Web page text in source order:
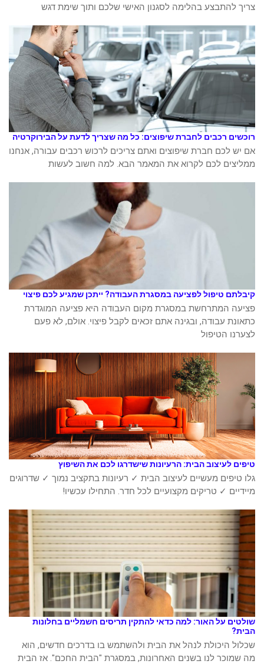
צריך להתבצע בהלימה לסגנון האישי שלכם ותוך שימת דגש
רוכשים רכבים לחברת שיפוצים: כל מה שצריך לדעת על הבירוקרטיה
אם יש לכם חברת שיפוצים ואתם צריכים לרכוש רכבים עבורה, אנחנו
ממליצים לכם לקרוא את המאמר הבא. למה חשוב לעשות
קיבלתם טיפול לפציעה במסגרת העבודה? ייתכן שמגיע לכם פיצוי
פציעה המתרחשת במסגרת מקום העבודה היא פציעה המוגדרת
כתאונת עבודה, ובגינה אתם זכאים לקבל פיצוי. אולם, לא פעם
לצערנו הטיפול
טיפים לעיצוב הבית: הרעיונות שישדרגו לכם את השיפוץ
גלו טיפים מעשיים לעיצוב הבית ✓ רעיונות בתקציב נמוך ✓ שדרוגים
מיידיים ✓ טריקים מקצועיים לכל חדר. התחילו עכשיו!
שולטים על האור: למה כדאי להתקין תריסים חשמליים בחלונות
הבית?
שכלול היכולת לנהל את הבית ולהשתמש בו בדרכים חדשים, הוא
מה שמוכר לנו בשנים האחרונות, במסגרת "הבית החכם". אז הבית